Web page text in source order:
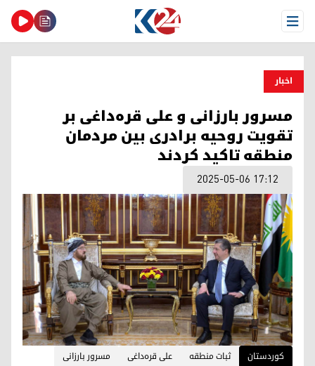
Open Menu
اخبار
مسرور بارزانی و علی قره‌داغی بر
تقویت روحیه برادری بین مردمان
منطقه تاکید کردند
2025-05-06 17:12
کوردستان ثبات منطقه علی قره‌داغی مسرور بارزانی